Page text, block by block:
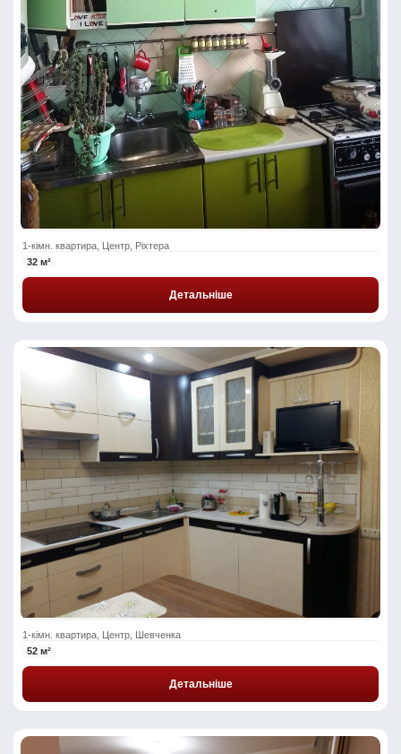
1-кімн. квартира, Центр, Ріхтера
32 м²
Детальніше
1-кімн. квартира, Центр, Шевченка
52 м²
Детальніше